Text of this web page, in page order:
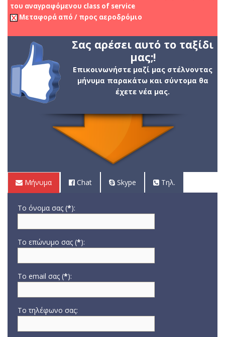
του αναγραφόμενου class of service
Μεταφορά από / προς αεροδρόμιο
Σας αρέσει αυτό το ταξίδι
μας;!
Επικοινωνήστε μαζί μας στέλνοντας
μήνυμα παρακάτω και σύντομα θα
έχετε νέα μας.
Μήνυμα Chat Skype Τηλ.
Το όνομα σας (*):
Το επώνυμο σας (*):
Το email σας (*):
Το τηλέφωνο σας: